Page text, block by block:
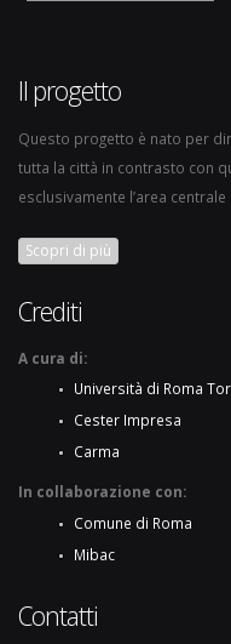
Il progetto
Questo progetto è nato per
tutta la città in contrasto con
esclusivamente l’area
Scopri di più
Crediti
A cura di:
Università di Roma
Cester Impresa
Carma
In collaborazione con:
Comune di Roma
Mibac
Contatti